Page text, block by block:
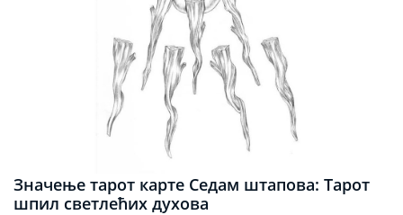
Значење тарот карте Седам штапова: Тарот
шпил светлећих духова